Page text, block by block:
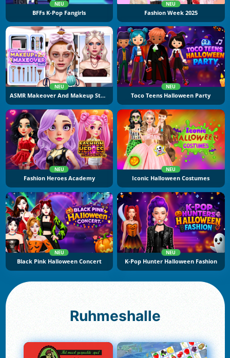
NEU
BFFs K-Pop Fangirls
NEU
Fashion Week 2025
NEU
ASMR Makeover And Makeup Studio
NEU
Toco Teens Halloween Party
NEU
Fashion Heroes Academy
NEU
Iconic Halloween Costumes
NEU
Black Pink Halloween Concert
NEU
K-Pop Hunter Halloween Fashion
Ruhmeshalle